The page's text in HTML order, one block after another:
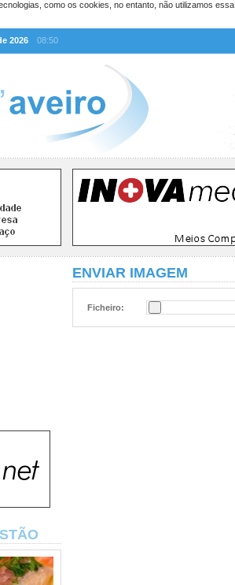
como os cookies, no entanto, não utilizamos
2026
08:50
ENVIAR IMAGEM
Ficheiro: